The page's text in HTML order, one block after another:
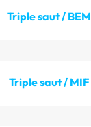
Triple saut / BEM
Triple saut / MIF